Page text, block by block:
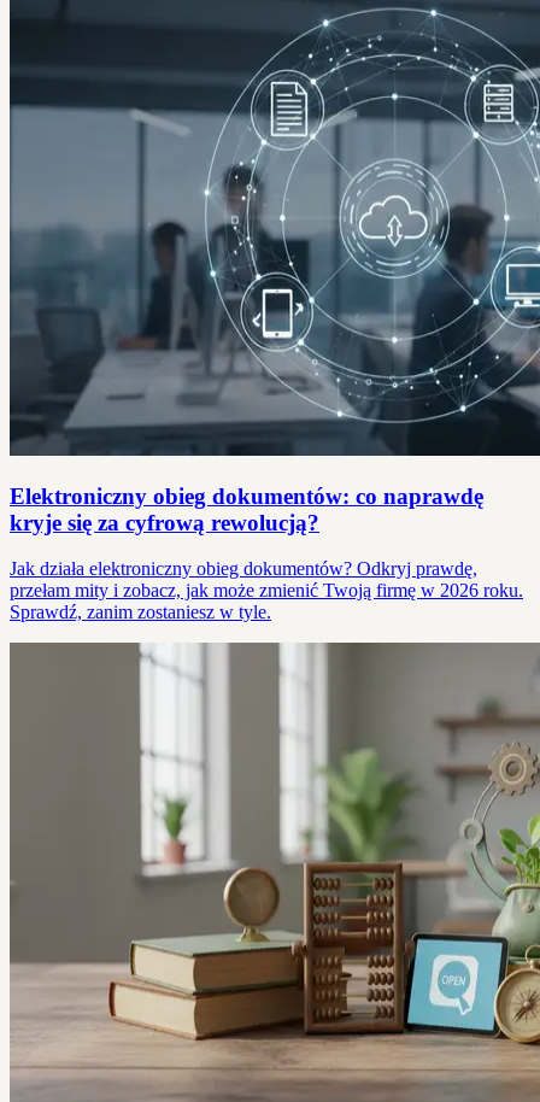
Elektroniczny obieg dokumentów: co naprawdę
kryje się za cyfrową rewolucją?
Jak działa elektroniczny obieg dokumentów? Odkryj prawdę,
przełam mity i zobacz, jak może zmienić Twoją firmę w 2026 roku.
Sprawdź, zanim zostaniesz w tyle.